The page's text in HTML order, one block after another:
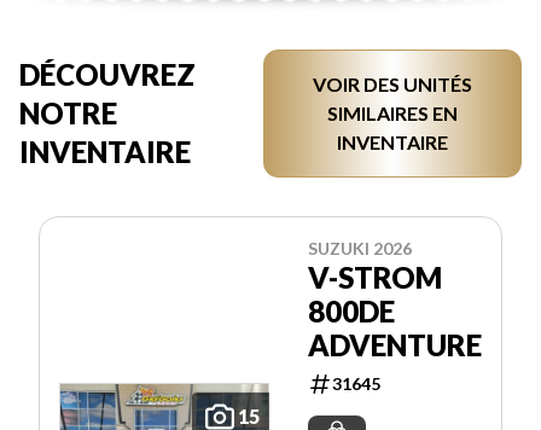
DÉCOUVREZ
NOTRE
INVENTAIRE
VOIR DES UNITÉS
SIMILAIRES EN
INVENTAIRE
15
SUZUKI 2026
V-STROM
800DE
ADVENTURE
31645